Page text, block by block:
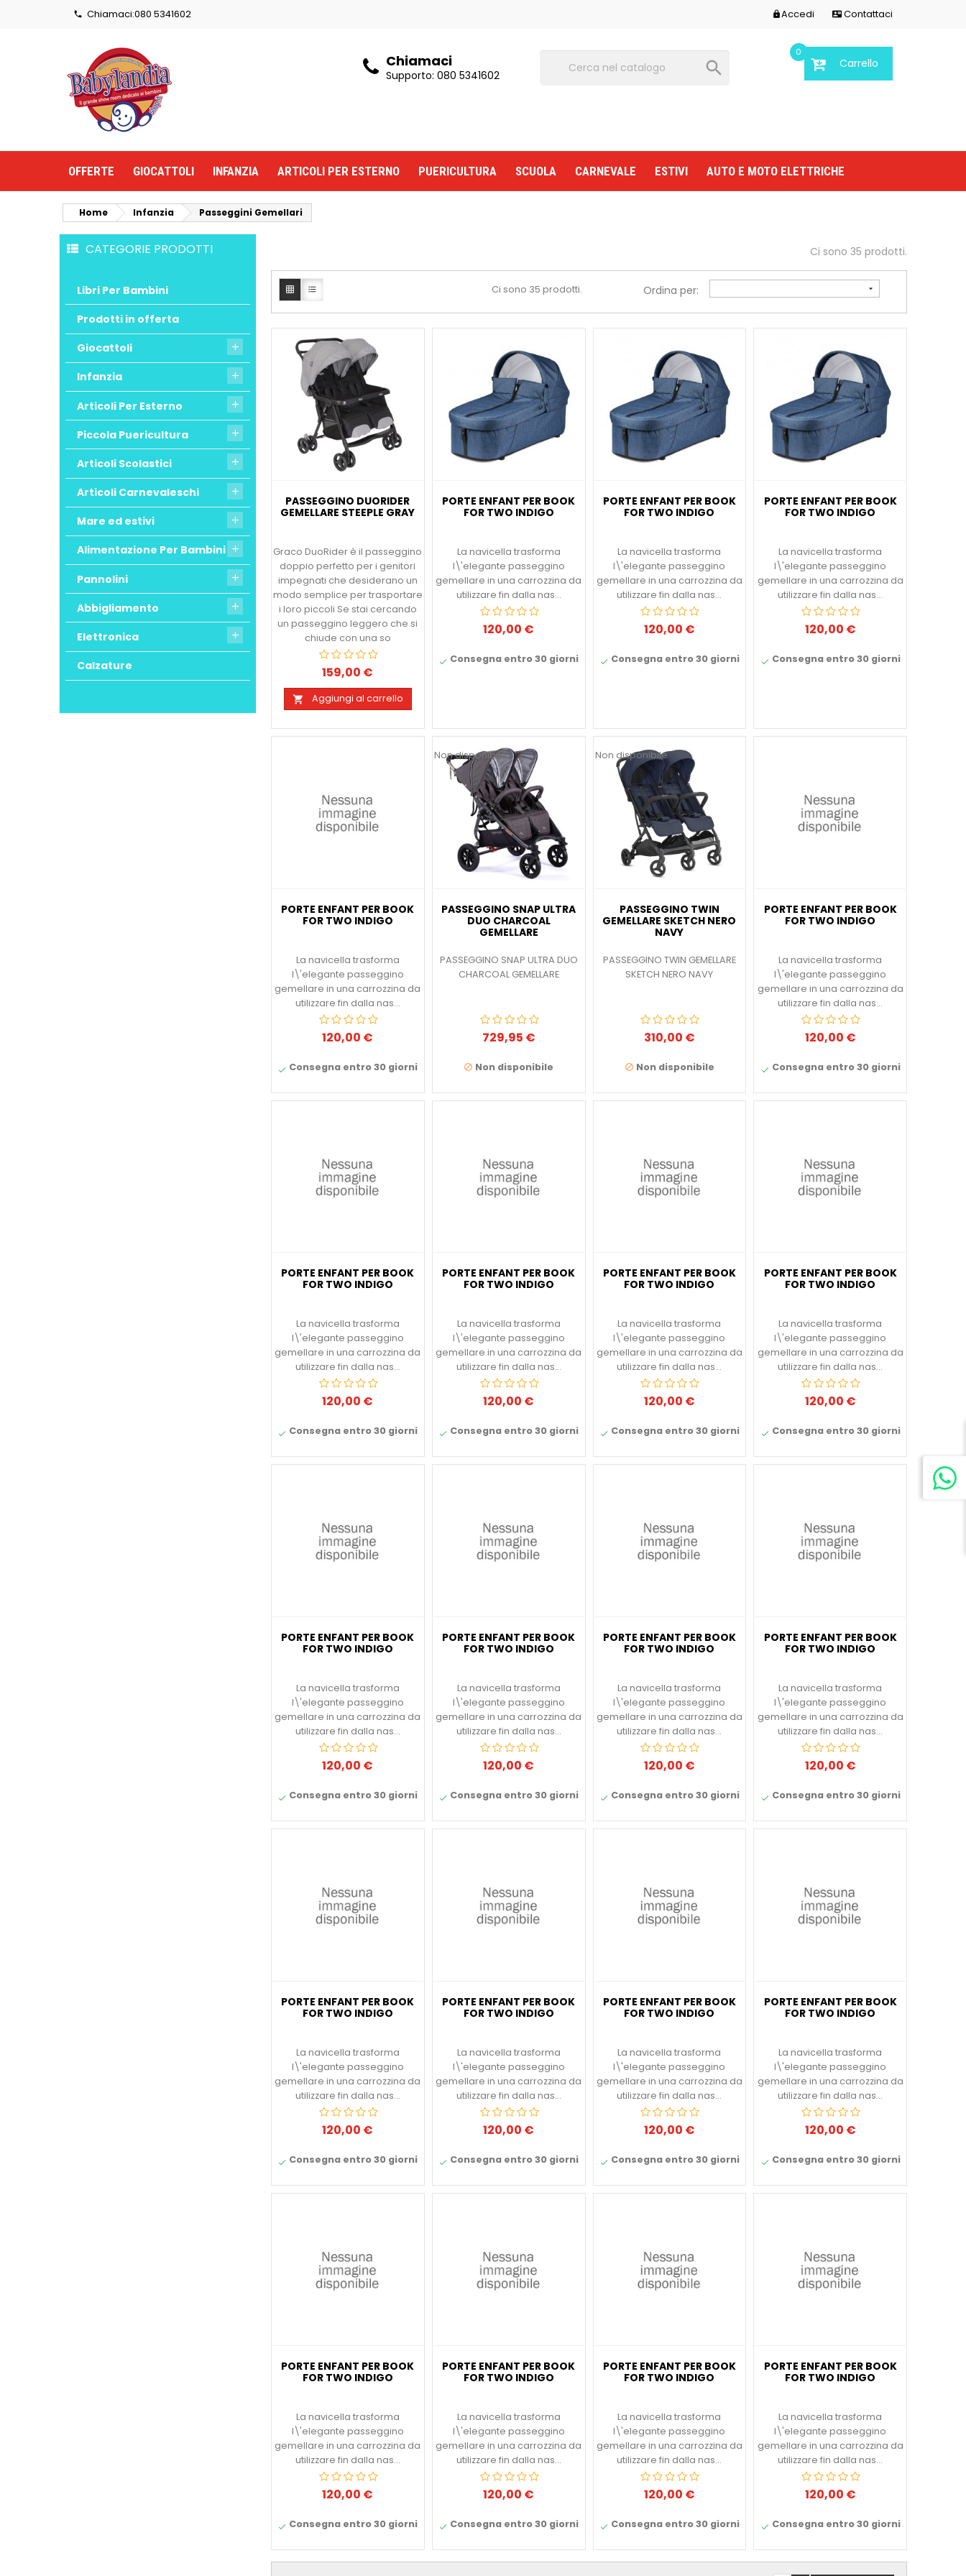
 Chiamaci:080 5341602 Accedi  Contattaci
Chiamaci
Supporto:080 5341602  Carrello
0
OFFERTE GIOCATTOLI INFANZIA ARTICOLI PER ESTERNO PUERICULTURA SCUOLA CARNEVALE ESTIVI AUTO E MOTO ELETTRICHE
Home Infanzia Passeggini Gemellari
CATEGORIE PRODOTTI
Libri Per Bambini
Prodotti in offerta
Giocattoli 
Infanzia 
Articoli Per Esterno 
Piccola Puericultura 
Articoli Scolastici 
Articoli Carnevaleschi 
Mare ed estivi 
Alimentazione Per Bambini 
Pannolini 
Abbigliamento 
Elettronica 
Calzature
Ci sono 35 prodotti.
  Ci sono 35 prodotti. Ordina per: 
PASSEGGINO DUORIDER
GEMELLARE STEEPLE GRAY
Graco DuoRider è il passeggino
doppio perfetto per i genitori
impegnati che desiderano un
modo semplice per trasportare
i loro piccoli Se stai cercando
un passeggino leggero che si
chiude con una so
Prezzo
159,00 €
 Aggiungi al carrello
PORTE ENFANT PER BOOK
FOR TWO INDIGO
La navicella trasforma
l\'elegante passeggino
gemellare in una carrozzina da
utilizzare fin dalla nas...
Prezzo
120,00 €
 Consegna entro 30 giorni
PORTE ENFANT PER BOOK
FOR TWO INDIGO
La navicella trasforma
l\'elegante passeggino
gemellare in una carrozzina da
utilizzare fin dalla nas...
Prezzo
120,00 €
 Consegna entro 30 giorni
PORTE ENFANT PER BOOK
FOR TWO INDIGO
La navicella trasforma
l\'elegante passeggino
gemellare in una carrozzina da
utilizzare fin dalla nas...
Prezzo
120,00 €
 Consegna entro 30 giorni
PORTE ENFANT PER BOOK
FOR TWO INDIGO
La navicella trasforma
l\'elegante passeggino
gemellare in una carrozzina da
utilizzare fin dalla nas...
Prezzo
120,00 €
 Consegna entro 30 giorni
Non disponibile
PASSEGGINO SNAP ULTRA
DUO CHARCOAL
GEMELLARE
PASSEGGINO SNAP ULTRA DUO
CHARCOAL GEMELLARE
Prezzo
729,95 €
 Non disponibile
Non disponibile
PASSEGGINO TWIN
GEMELLARE SKETCH NERO
NAVY
PASSEGGINO TWIN GEMELLARE
SKETCH NERO NAVY
Prezzo
310,00 €
 Non disponibile
PORTE ENFANT PER BOOK
FOR TWO INDIGO
La navicella trasforma
l\'elegante passeggino
gemellare in una carrozzina da
utilizzare fin dalla nas...
Prezzo
120,00 €
 Consegna entro 30 giorni
PORTE ENFANT PER BOOK
FOR TWO INDIGO
La navicella trasforma
l\'elegante passeggino
gemellare in una carrozzina da
utilizzare fin dalla nas...
Prezzo
120,00 €
 Consegna entro 30 giorni
PORTE ENFANT PER BOOK
FOR TWO INDIGO
La navicella trasforma
l\'elegante passeggino
gemellare in una carrozzina da
utilizzare fin dalla nas...
Prezzo
120,00 €
 Consegna entro 30 giorni
PORTE ENFANT PER BOOK
FOR TWO INDIGO
La navicella trasforma
l\'elegante passeggino
gemellare in una carrozzina da
utilizzare fin dalla nas...
Prezzo
120,00 €
 Consegna entro 30 giorni
PORTE ENFANT PER BOOK
FOR TWO INDIGO
La navicella trasforma
l\'elegante passeggino
gemellare in una carrozzina da
utilizzare fin dalla nas...
Prezzo
120,00 €
 Consegna entro 30 giorni
PORTE ENFANT PER BOOK
FOR TWO INDIGO
La navicella trasforma
l\'elegante passeggino
gemellare in una carrozzina da
utilizzare fin dalla nas...
Prezzo
120,00 €
 Consegna entro 30 giorni
PORTE ENFANT PER BOOK
FOR TWO INDIGO
La navicella trasforma
l\'elegante passeggino
gemellare in una carrozzina da
utilizzare fin dalla nas...
Prezzo
120,00 €
 Consegna entro 30 giorni
PORTE ENFANT PER BOOK
FOR TWO INDIGO
La navicella trasforma
l\'elegante passeggino
gemellare in una carrozzina da
utilizzare fin dalla nas...
Prezzo
120,00 €
 Consegna entro 30 giorni
PORTE ENFANT PER BOOK
FOR TWO INDIGO
La navicella trasforma
l\'elegante passeggino
gemellare in una carrozzina da
utilizzare fin dalla nas...
Prezzo
120,00 €
 Consegna entro 30 giorni
PORTE ENFANT PER BOOK
FOR TWO INDIGO
La navicella trasforma
l\'elegante passeggino
gemellare in una carrozzina da
utilizzare fin dalla nas...
Prezzo
120,00 €
 Consegna entro 30 giorni
PORTE ENFANT PER BOOK
FOR TWO INDIGO
La navicella trasforma
l\'elegante passeggino
gemellare in una carrozzina da
utilizzare fin dalla nas...
Prezzo
120,00 €
 Consegna entro 30 giorni
PORTE ENFANT PER BOOK
FOR TWO INDIGO
La navicella trasforma
l\'elegante passeggino
gemellare in una carrozzina da
utilizzare fin dalla nas...
Prezzo
120,00 €
 Consegna entro 30 giorni
PORTE ENFANT PER BOOK
FOR TWO INDIGO
La navicella trasforma
l\'elegante passeggino
gemellare in una carrozzina da
utilizzare fin dalla nas...
Prezzo
120,00 €
 Consegna entro 30 giorni
PORTE ENFANT PER BOOK
FOR TWO INDIGO
La navicella trasforma
l\'elegante passeggino
gemellare in una carrozzina da
utilizzare fin dalla nas...
Prezzo
120,00 €
 Consegna entro 30 giorni
PORTE ENFANT PER BOOK
FOR TWO INDIGO
La navicella trasforma
l\'elegante passeggino
gemellare in una carrozzina da
utilizzare fin dalla nas...
Prezzo
120,00 €
 Consegna entro 30 giorni
PORTE ENFANT PER BOOK
FOR TWO INDIGO
La navicella trasforma
l\'elegante passeggino
gemellare in una carrozzina da
utilizzare fin dalla nas...
Prezzo
120,00 €
 Consegna entro 30 giorni
PORTE ENFANT PER BOOK
FOR TWO INDIGO
La navicella trasforma
l\'elegante passeggino
gemellare in una carrozzina da
utilizzare fin dalla nas...
Prezzo
120,00 €
 Consegna entro 30 giorni